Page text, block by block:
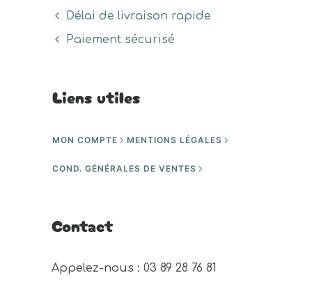
Délai de livraison rapide
Paiement sécurisé
Liens utiles
MON COMPTE MENTIONS LÉGALES
COND. GÉNÉRALES DE VENTES
Contact
Appelez-nous : 03 89 28 76 81